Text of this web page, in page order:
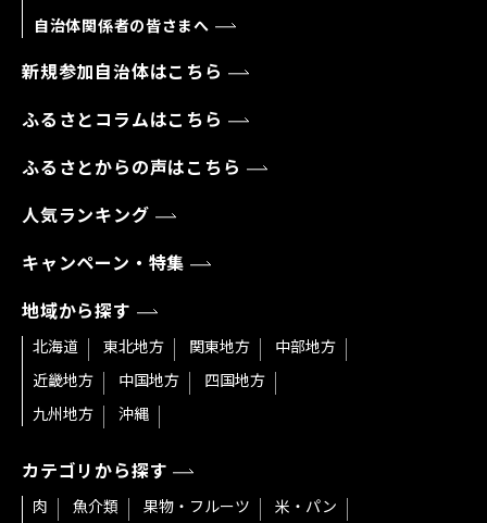
自治体関係者の皆さまへ
新規参加自治体はこちら
ふるさとコラムはこちら
ふるさとからの声はこちら
人気ランキング
キャンペーン・特集
地域から探す
北海道 東北地方 関東地方
中部地方
近畿地方
中国地方
四国地方
九州地方
沖縄
カテゴリから探す
肉 魚介類 果物・フルーツ
米・パン